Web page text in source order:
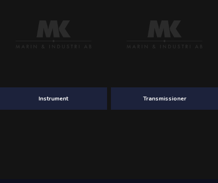
Instrument Transmissioner